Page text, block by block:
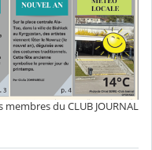
du CLUB JOURNAL